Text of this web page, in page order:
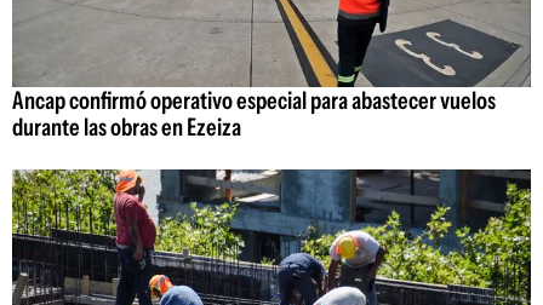
Ancap confirmó operativo especial para abastecer vuelos
durante las obras en Ezeiza